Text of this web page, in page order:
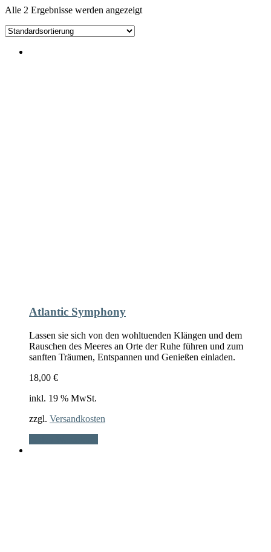
Alle 2 Ergebnisse werden angezeigt
Atlantic Symphony
Lassen sie sich von den wohltuenden Klängen und dem
Rauschen des Meeres an Orte der Ruhe führen und zum
sanften Träumen, Entspannen und Genießen einladen.
18,00 €
inkl. 19 % MwSt.
zzgl. Versandkosten